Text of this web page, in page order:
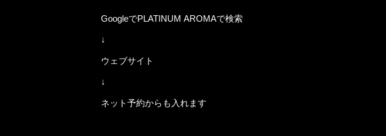
GoogleでPLATINUM AROMAで検索
↓
ウェブサイト
↓
ネット予約からも入れます